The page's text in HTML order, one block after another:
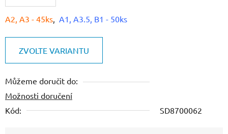
A2, A3 - 45ks A1, A3.5, B1 - 50ks
ZVOLTE VARIANTU
Můžeme doručit do:
Možnosti doručení
Kód:
SD8700062